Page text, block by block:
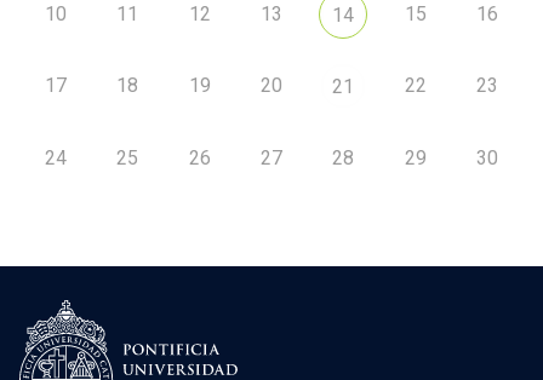
10 11 12 13 14 15 16
17 18 19 20 21 22 23
24 25 26 27 28 29 30